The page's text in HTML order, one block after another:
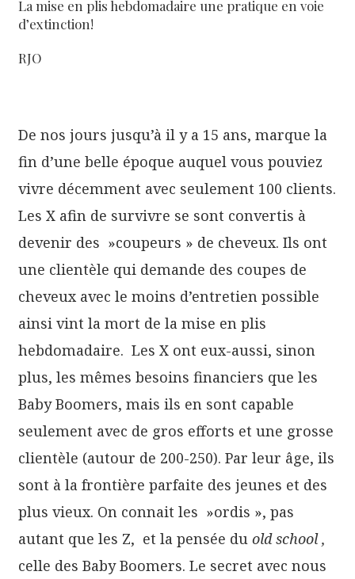
La mise en plis hebdomadaire une pratique en voie
d’extinction!
RJO
De nos jours jusqu’à il y a 15 ans, marque la
fin d’une belle époque auquel vous pouviez
vivre décemment avec seulement 100 clients.
Les X afin de survivre se sont convertis à
devenir des »coupeurs » de cheveux. Ils ont
une clientèle qui demande des coupes de
cheveux avec le moins d’entretien possible
ainsi vint la mort de la mise en plis
hebdomadaire. Les X ont eux-aussi, sinon
plus, les mêmes besoins financiers que les
Baby Boomers, mais ils en sont capable
seulement avec de gros efforts et une grosse
clientèle (autour de 200-250). Par leur âge, ils
sont à la frontière parfaite des jeunes et des
plus vieux. On connait les »ordis », pas
autant que les Z, et la pensée du old school ,
celle des Baby Boomers. Le secret avec nous